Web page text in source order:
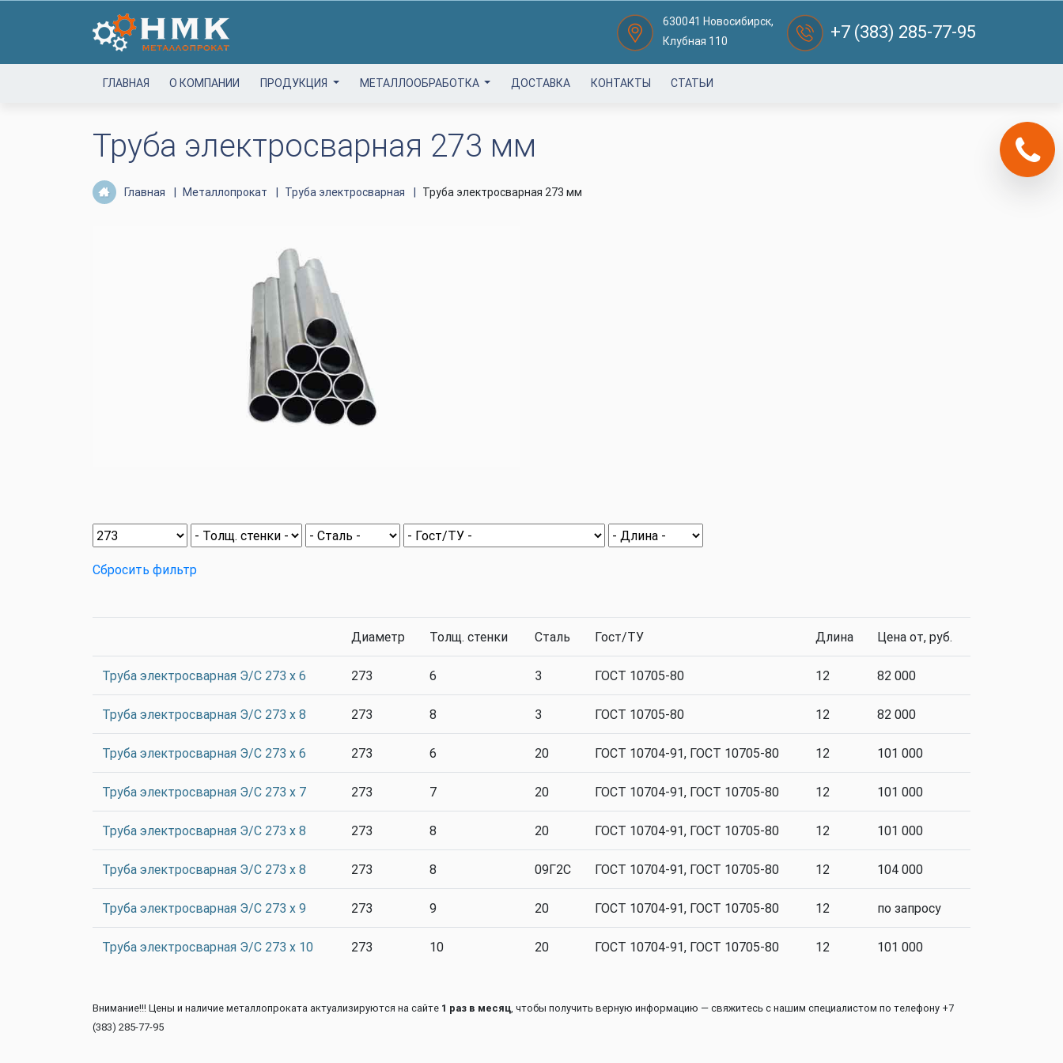
630041 Новосибирск,
Клубная 110
+7 (383) 285-77-95
ГЛАВНАЯ О КОМПАНИИ ПРОДУКЦИЯ МЕТАЛЛООБРАБОТКА ДОСТАВКА КОНТАКТЫ СТАТЬИ
Труба электросварная 273 мм
Главная Металлопрокат Труба электросварная Труба электросварная 273 мм
Сбросить фильтр
Диаметр Толщ. стенки Сталь Гост/ТУ Длина Цена от, руб.
Труба электросварная Э/С 273 х 6 273 6 3 ГОСТ 10705-80 12 82 000
Труба электросварная Э/С 273 х 8 273 8 3 ГОСТ 10705-80 12 82 000
Труба электросварная Э/С 273 х 6 273 6 20 ГОСТ 10704-91, ГОСТ 10705-80 12 101 000
Труба электросварная Э/С 273 х 7 273 7 20 ГОСТ 10704-91, ГОСТ 10705-80 12 101 000
Труба электросварная Э/С 273 х 8 273 8 20 ГОСТ 10704-91, ГОСТ 10705-80 12 101 000
Труба электросварная Э/С 273 х 8 273 8 09Г2С ГОСТ 10704-91, ГОСТ 10705-80 12 104 000
Труба электросварная Э/С 273 х 9 273 9 20 ГОСТ 10704-91, ГОСТ 10705-80 12 по запросу
Труба электросварная Э/С 273 х 10 273 10 20 ГОСТ 10704-91, ГОСТ 10705-80 12 101 000
Внимание!!! Цены и наличие металлопроката актуализируются на сайте 1 раз в месяц, чтобы получить верную информацию — свяжитесь с нашим специалистом по телефону +7
(383) 285-77-95